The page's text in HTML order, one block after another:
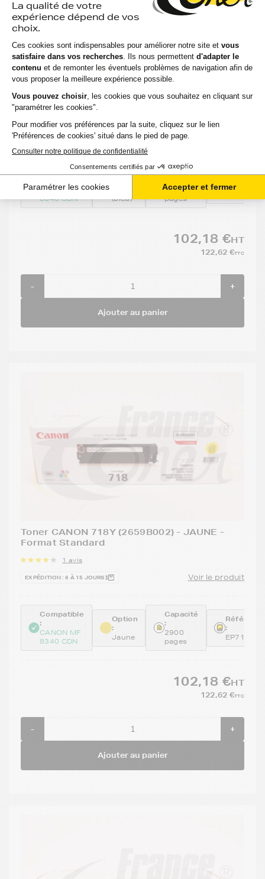
Toner CANON 718C (2661B002) - CYAN (bleu)
- Format Standard
EXPÉDITION : 6 À 15 JOURS
Compatible
CANON MF
8340 CDN
Option
(bleu)
Capacité
2900
pages
:
102,18 €HT
122,62 €TTC
- +
Ajouter au panier
Toner CANON 718Y (2659B002) - JAUNE -
Format Standard
1 avis
EXPÉDITION : 6 À 15 JOURS Voir le produit
Compatible
:
CANON MF
8340 CDN
Option
:
Jaune
Capacité
:
2900
pages
:
EP718Y
102,18 €HT
122,62 €TTC
- +
Ajouter au panier